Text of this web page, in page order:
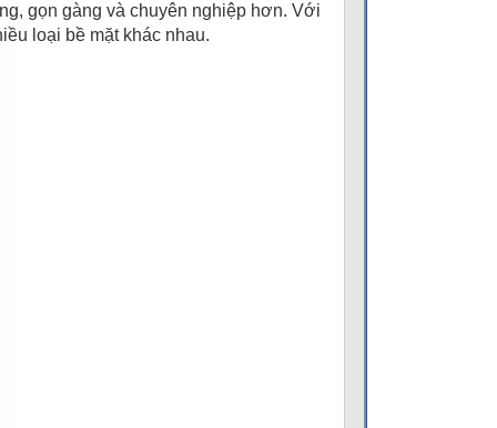
gọn gàng và chuyên nghiệp hơn. Với
loại bề mặt khác nhau.